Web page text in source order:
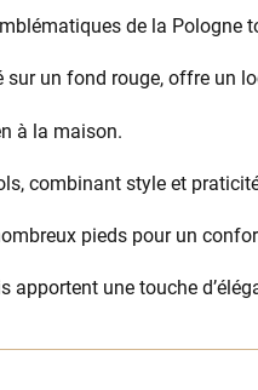
de la Pologne
sur un fond rouge, offre un
à la maison.
combinant style et
pieds pour un
une touche